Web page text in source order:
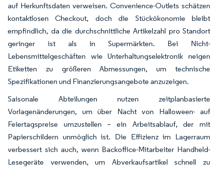
auf Herkunftsdaten verweisen. Convenience-Outlets schätzen
kontaktlosen Checkout, doch die Stückökonomie bleibt
empfindlich, da die durchschnittliche Artikelzahl pro Standort
geringer ist als in Supermärkten. Bei Nicht-
Lebensmittelgeschäften wie Unterhaltungselektronik neigen
Etiketten zu größeren Abmessungen, um technische
Spezifikationen und Finanzierungsangebote anzuzeigen.
Saisonale Abteilungen nutzen zeitplanbasierte
Vorlagenänderungen, um über Nacht von Halloween- auf
Feiertagspreise umzustellen – ein Arbeitsablauf, der mit
Papierschildern unmöglich ist. Die Effizienz im Lagerraum
verbessert sich auch, wenn Backoffice-Mitarbeiter Handheld-
Lesegeräte verwenden, um Abverkaufsartikel schnell zu